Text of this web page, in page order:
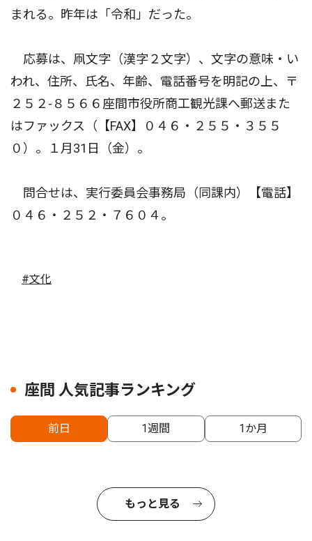
まれる。昨年は「令和」だった。
応募は、凧文字（漢字２文字）、文字の意味・い
われ、住所、氏名、年齢、電話番号を明記の上、〒
２５２-８５６６座間市役所商工観光課へ郵送また
はファックス（【FAX】０４６・２５５・３５５
０）。１月31日（金）。
問合せは、実行委員会事務局（同課内）【電話】
０４６・２５２・７６０４。
#文化
座間 人気記事ランキング
前日 1週間 1か月
もっと見る